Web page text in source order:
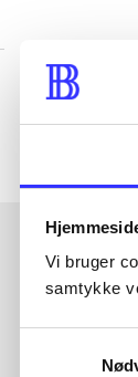
Vi bruger
samtykke